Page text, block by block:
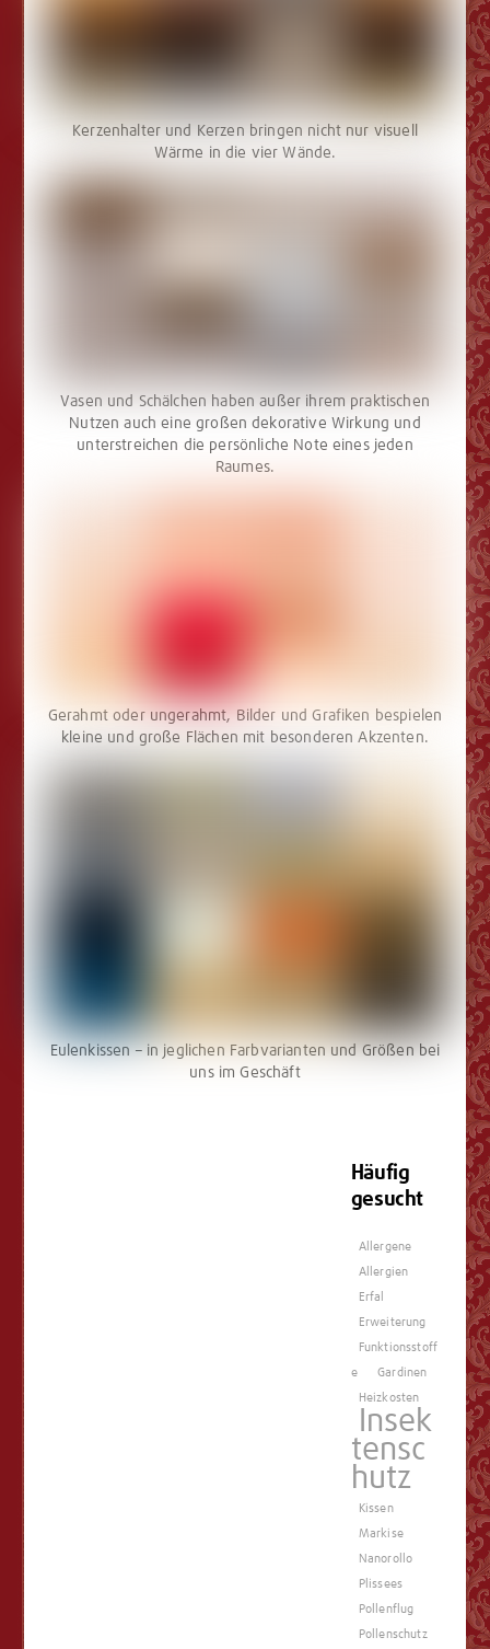
Kerzenhalter und Kerzen bringen nicht nur visuell
Wärme in die vier Wände.
Vasen und Schälchen haben außer ihrem praktischen
Nutzen auch eine großen dekorative Wirkung und
unterstreichen die persönliche Note eines jeden
Raumes.
Gerahmt oder ungerahmt, Bilder und Grafiken bespielen
kleine und große Flächen mit besonderen Akzenten.
Eulenkissen – in jeglichen Farbvarianten und Größen bei
uns im Geschäft
Häufig
gesucht
Allergene
Allergien
Erfal
Erweiterung
Funktionsstoff
e Gardinen
Heizkosten
Insek
tensc
hutz
Kissen
Markise
Nanorollo
Plissees
Pollenflug
Pollenschutz